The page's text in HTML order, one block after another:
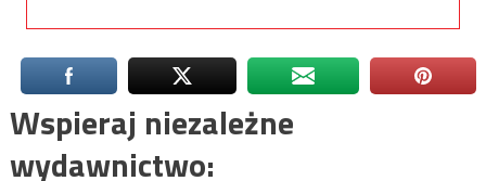
Wspieraj niezależne
wydawnictwo: